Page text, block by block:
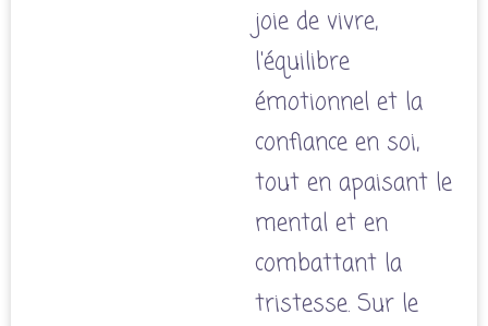
joie de vivre,
l'équilibre
émotionnel et la
confiance en soi,
tout en apaisant le
mental et en
combattant la
tristesse. Sur le